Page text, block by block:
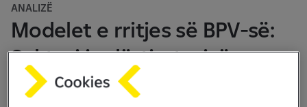
ANALIZË
Modelet e rritjes së BPV-së:
Sektori i ndërtimtarisë
tregon rimëkëmbje